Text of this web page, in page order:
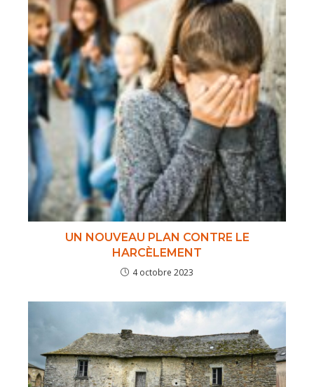
UN NOUVEAU PLAN CONTRE LE
HARCÈLEMENT
4 octobre 2023